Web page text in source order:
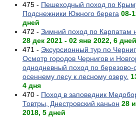
475 - Пешеходный поход по
Подснежники Южного берега 08-
дней
472 - Зимний поход по Карпатам
28 дек 2021 - 02 янв 2022, 6 дней
471 - Эксурсионный тур по
Осмотр городов Чернигов и
однодневный поход по березово-
осеннему лесу к лесному озеру.
4 дня
470 - Поход в заповедник
Товтры, Днестровский каньон 28
2018, 5 дней